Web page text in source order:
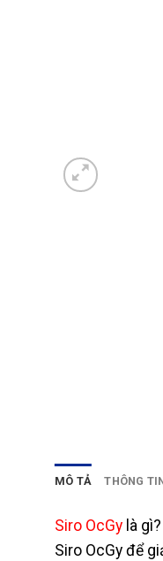
MÔ TẢ THÔNG
Siro OcGy là
Siro OcGy để